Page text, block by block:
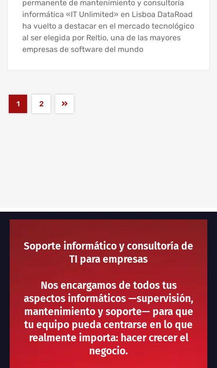
permanente de mantenimiento y consultoría
informática «IT Unlimited» en Lisboa DataRoad
ha vuelto a destacar en el mercado tecnológico
al ser elegida por Reltio, una de las mayores
empresas de software del mundo
1 2
Soporte informático y consultoría de
TI para empresas
Nos encargamos de todos tus
aspectos informáticos —supervisión,
mantenimiento y soporte— para que
tu equipo pueda centrarse en lo que
realmente importa: hacer crecer el
negocio.